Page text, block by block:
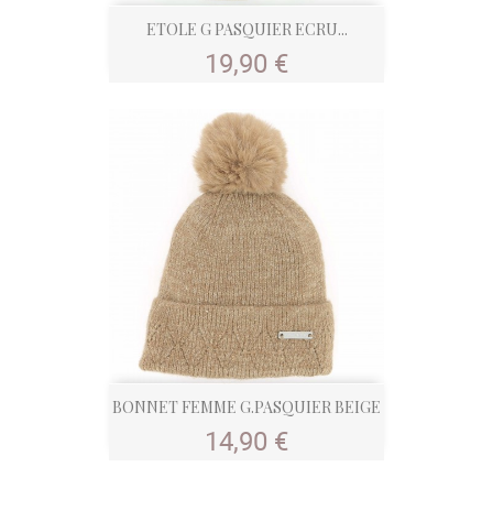
ETOLE G PASQUIER ECRU...
Prix
19,90 €
BONNET FEMME G.PASQUIER BEIGE
Prix
14,90 €